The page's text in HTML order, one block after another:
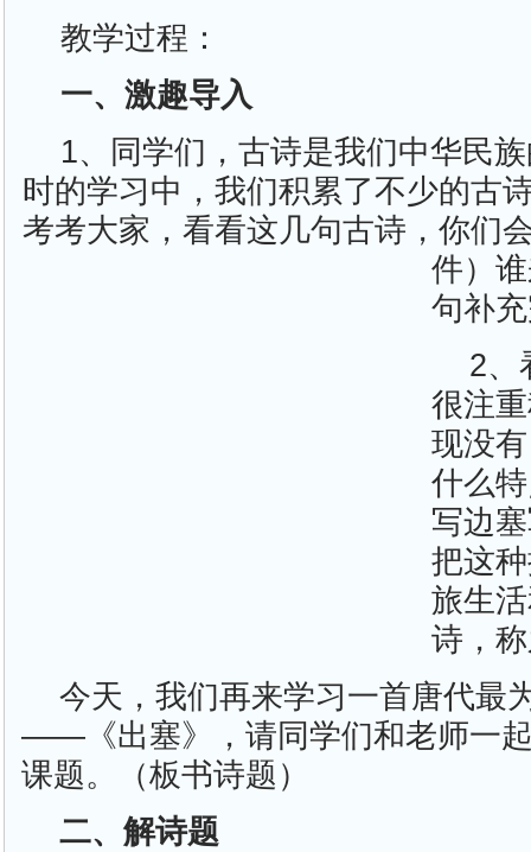
教学过程：
一、激趣导入
1、同学们，古诗是我们中华民
时的学习中，我们积累了不少的古
考考大家，看看这几句古诗，你们
件）
句补
2、
很注
现没
什么
写边
把这
旅生
诗，
今天，我们再来学习一首唐代最
——《出塞》，请同学们和老师一
课题。（板书诗题）
二、解诗题